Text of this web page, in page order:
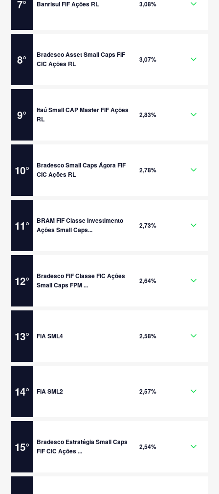
7° Banrisul FIF Ações RL 3,08%
8°
Bradesco Asset Small Caps FIF
CIC Ações RL
3,07%
9°
Itaú Small CAP Master FIF Ações
RL
2,83%
10°
Bradesco Small Caps Ágora FIF
CIC Ações RL
2,78%
11°
BRAM FIF Classe Investimento
Ações Small Caps...
2,73%
12°
Bradesco FIF Classe FIC Ações
Small Caps FPM ...
2,64%
13° FIA SML4 2,58%
14° FIA SML2 2,57%
15°
Bradesco Estratégia Small Caps
FIF CIC Ações ...
2,54%